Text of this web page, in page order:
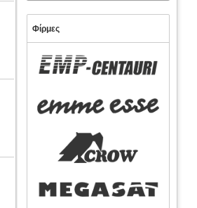
Φίρμες